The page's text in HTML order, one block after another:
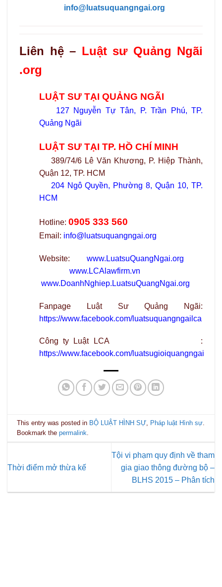
info@luatsuquangngai.org
Liên hệ – Luật sư Quảng Ngãi
.org
LUẬT SƯ TẠI QUẢNG NGÃI
127 Nguyễn Tự Tân, P. Trần Phú, TP.
Quảng Ngãi
LUẬT SƯ TẠI TP. HỒ CHÍ MINH
389/74/6 Lê Văn Khương, P. Hiệp Thành,
Quận 12, TP. HCM
204 Ngô Quyền, Phường 8, Quận 10, TP.
HCM
Hotline: 0905 333 560
Email: info@luatsuquangngai.org
Website:
www.LuatsuQuangNgai.org
www.LCAlawfirm.vn
www.DoanhNghiep.LuatsuQuangNgai.org
Fanpage Luật Sư Quảng Ngãi:
https://www.facebook.com/luatsuquangngailca
Công ty Luật LCA :
https://www.facebook.com/luatsugioiquangngai
This entry was posted in BỘ LUẬT HÌNH SỰ Pháp luật Hình sự
Bookmark thepermalink
Thời điểm mở thừa kế
Tội vi phạm quy định về tham
gia giao thông đường bộ –
BLHS 2015 – Phân tích